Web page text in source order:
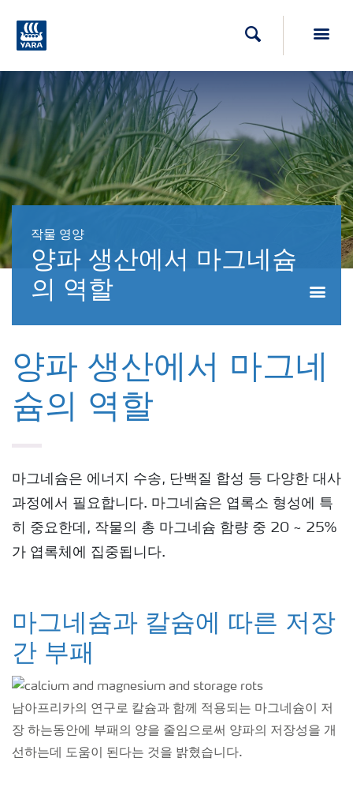
검색
작물 영양
양파 생산에서 마그네슘
의 역할
양파 생산에서 마그네
슘의 역할
마그네슘은 에너지 수송, 단백질 합성 등 다양한 대사
과정에서 필요합니다. 마그네슘은 엽록소 형성에 특
히 중요한데, 작물의 총 마그네슘 함량 중 20 ~ 25%
가 엽록체에 집중됩니다.
마그네슘과 칼슘에 따른 저장
간 부패
남아프리카의 연구로 칼슘과 함께 적용되는 마그네슘이 저
장 하는동안에 부패의 양을 줄임으로써 양파의 저장성을 개
선하는데 도움이 된다는 것을 밝혔습니다.